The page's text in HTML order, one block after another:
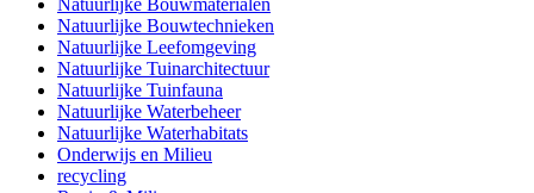
Natuurlijke Bouwmaterialen
Natuurlijke Bouwtechnieken
Natuurlijke Leefomgeving
Natuurlijke Tuinarchitectuur
Natuurlijke Tuinfauna
Natuurlijke Waterbeheer
Natuurlijke Waterhabitats
Onderwijs en Milieu
recycling